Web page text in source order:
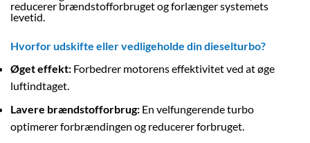
reducerer brændstofforbruget og forlænger systemets
levetid.
Hvorfor udskifte eller vedligeholde din dieselturbo?
Øget effekt: Forbedrer motorens effektivitet ved at øge
luftindtaget.
Lavere brændstofforbrug: En velfungerende turbo
optimerer forbrændingen og reducerer forbruget.